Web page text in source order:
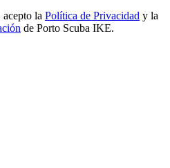
la Política de Privacidad y la
de Porto Scuba IKE.